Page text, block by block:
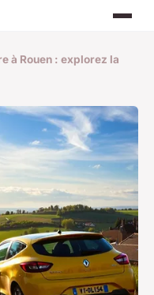
à Rouen : explorez la